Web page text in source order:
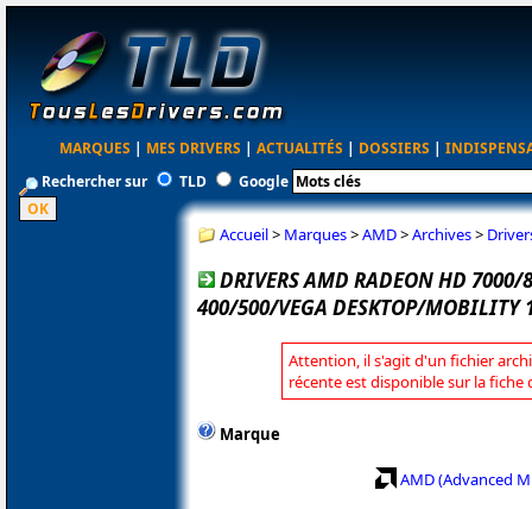
MARQUES | MES DRIVERS | ACTUALITÉS | DOSSIERS |
Rechercher sur
TLD Google
Accueil> Marques>AMD>Archives>
DRIVERS AMD RADEON HD
400/500/VEGA DESKTOP/MOBILITY
Attention, il s'agit d'un fichier
récente est disponible sur la fiche
Marque
AMD (Advanced